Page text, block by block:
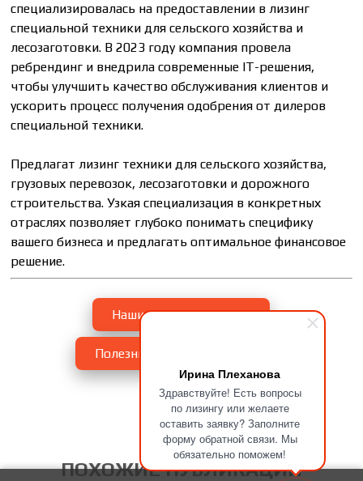
Ирина Плеханова
Здравствуйте! Есть вопросы
по лизингу или желаете
оставить заявку? Заполните
форму обратной связи. Мы
обязательно поможем!
специализировалась на предоставлении в лизинг
специальной техники для сельского хозяйства и
лесозаготовки. В 2023 году компания провела
ребрендинг и внедрила современные IT-решения,
чтобы улучшить качество обслуживания клиентов и
ускорить процесс получения одобрения от дилеров
специальной техники.
Предлагат лизинг техники для сельского хозяйства,
грузовых перевозок, лесозаготовки и дорожного
строительства. Узкая специализация в конкретных
отраслях позволяет глубоко понимать специфику
вашего бизнеса и предлагать оптимальное финансовое
решение.
Наши успешные сделки
Полезные статьи про лизинг
ПОХОЖИЕ ПУБЛИКАЦИИ